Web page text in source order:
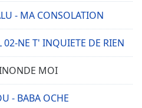
- MA CONSOLATION
02-NE T' INQUIETE DE RIEN
MOI
- BABA OCHE